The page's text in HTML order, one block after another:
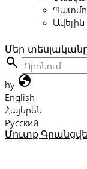
Ավելին
Մեր
search
hy globe
English
Հայերեն
Русский
Մուտք